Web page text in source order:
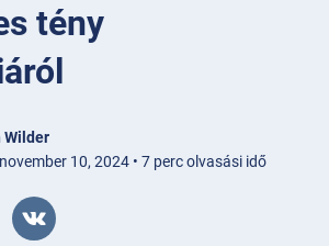
tény
Wilder
10, 2024 • 7 perc olvasási idő